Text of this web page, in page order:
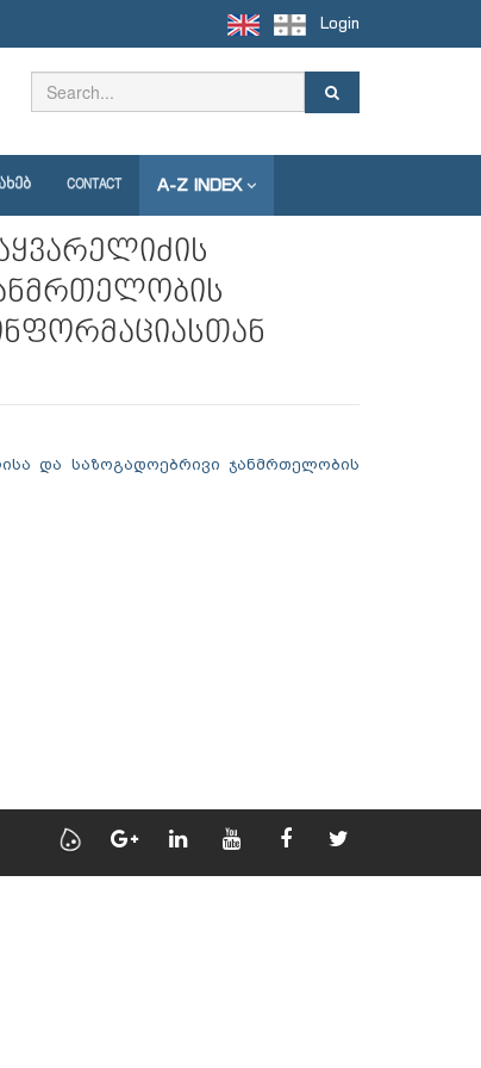
Login
CONTACT A-Z INDEX
და საზოგადოებრივი ჯანმრთელობის